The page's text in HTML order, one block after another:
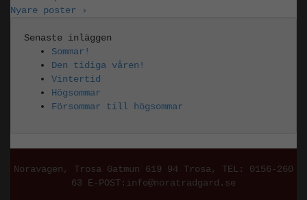
Nyare poster ›
Senaste inläggen
Sommar!
Den tidiga våren!
Vintertid
Högsommar
Försommar till högsommar
Noravägen, Trosa Gatmun 619 94 Trosa, TEL: 0156-260
63 E-POST: info@noratradgard.se